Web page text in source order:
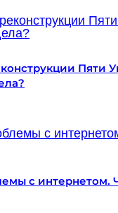
Пяти
с интернетом.